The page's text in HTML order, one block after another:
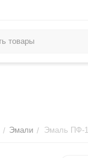
/ Эмали / Эмаль ПФ-